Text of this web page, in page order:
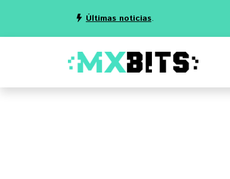
Últimas noticias.